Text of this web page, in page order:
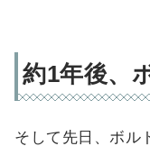
約1年後、
そして先日、ボル